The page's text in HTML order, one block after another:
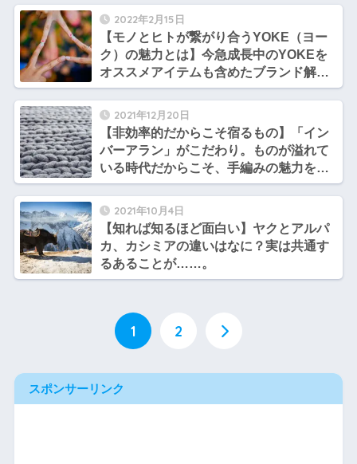
2022年2月15日
【モノとヒトが繋がり合うYOKE（ヨー
ク）の魅力とは】今急成長中のYOKEを
オススメアイテムも含めたブランド解説
【サトシとヒロシのファッション談義】
2021年12月20日
【非効率的だからこそ宿るもの】「イン
バーアラン」がこだわり。ものが溢れて
いる時代だからこそ、手編みの魅力を再
認識したい【感銘】
2021年10月4日
【知れば知るほど面白い】ヤクとアルパ
カ、カシミアの違いはなに？実は共通す
るあることが……。
1 2
スポンサーリンク